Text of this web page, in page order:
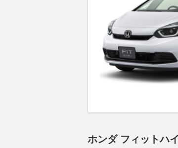
ホンダ フィットハ